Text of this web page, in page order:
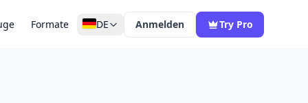
Formate DE Anmelden Try Pro